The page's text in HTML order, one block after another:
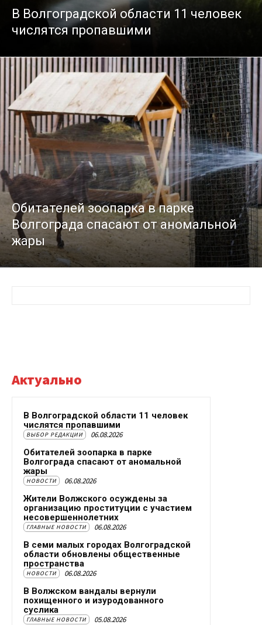
В Волгоградской области 11 человек
числятся пропавшими
Обитателей зоопарка в парке
Волгограда спасают от аномальной
жары
Актуально
В Волгоградской области 11 человек
числятся пропавшими
ВЫБОР РЕДАКЦИИ 06.08.2026
Обитателей зоопарка в парке
Волгограда спасают от аномальной
жары
НОВОСТИ 06.08.2026
Жители Волжского осуждены за
организацию проституции с участием
несовершеннолетних
ГЛАВНЫЕ НОВОСТИ 06.08.2026
В семи малых городах Волгоградской
области обновлены общественные
пространства
НОВОСТИ 06.08.2026
В Волжском вандалы вернули
похищенного и изуродованного
суслика
ГЛАВНЫЕ НОВОСТИ 05.08.2026